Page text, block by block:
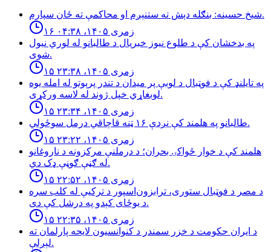
شيخ حسينه: بنګله دېش ته ستنېږم او محاكمې ته ځان سپارم.
۱۶ زمری ۱۴۰۵، ۰۴:۳۸
په بدخشان كې د طلوع نيوز خبريال د طالبانو له لوري نيول
شوى.
۱۵ زمری ۱۴۰۵، ۲۳:۳۸
په تایلنډ کې د فوټبال د لوبې پر میدان د تندر پرېوتو له امله یوه
لوبغاړي خپل ژوند له لاسه ورکړی.
۱۵ زمری ۱۴۰۵، ۲۳:۳۴
طالبانو په هلمند كې نږدې ۱۶ ټنه قاچاقي درمل سوځولي.
۱۵ زمری ۱۴۰۵، ۲۳:۲۲
هلمند كې د خوار ځواكۍ بحران؛ د درملنې مركزونه د ناروغانو
له ګڼې ګوڼې ډک دي.
۱۵ زمری ۱۴۰۵، ۲۲:۵۲
د مصر د فوټبال ستوری، ترابزون‌اسپور د ترکیې له کلب سره
د یوځای کېدو په درشل کې دی.
۱۵ زمری ۱۴۰۵، ۲۲:۳۵
د ایران حکومت د خزر سمندر د کنوانسیون لایحه پارلمان ته
لېږلې.